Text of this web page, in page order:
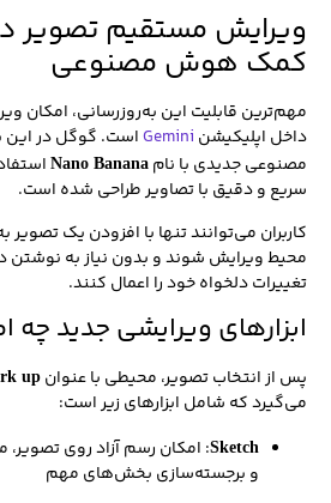
کمک هوش مصنوعی
مهم‌ترین قابلیت این به‌روزرسانی، امکان
داخل اپلیکیشن
است. گوگل در
مصنوعی جدیدی با نام Nano Banana
سریع و دقیق با تصاویر طراحی شده است.
کاربران می‌توانند تنها با افزودن یک تصویر
محیط ویرایش شوند و بدون نیاز به نوشتن
تغییرات دلخواه خود را اعمال کنند.
ابزارهای ویرایشی جدید چه
پس از انتخاب تصویر، محیطی با عنوان up
می‌گیرد که شامل ابزارهای زیر است:
Sketch: امکان رسم آزاد روی
و برجسته‌سازی بخش‌های مهم